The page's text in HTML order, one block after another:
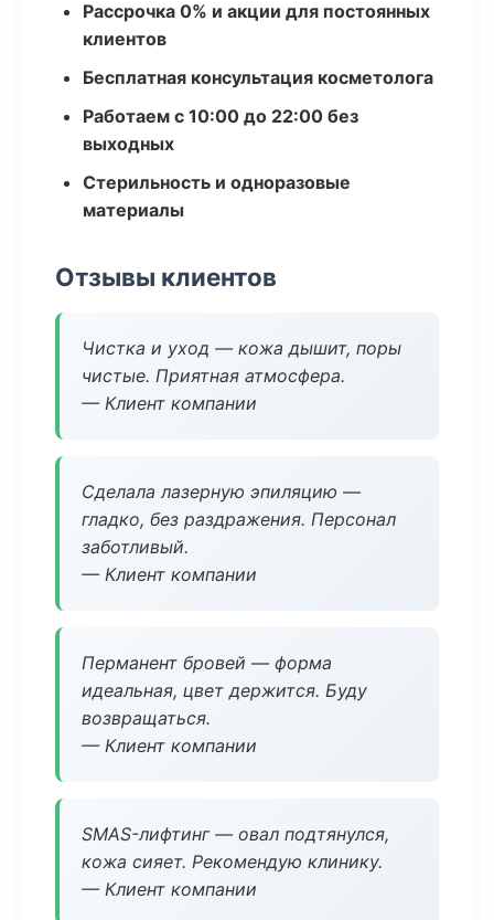
Рассрочка 0% и акции для постоянных
клиентов
Бесплатная консультация косметолога
Работаем с 10:00 до 22:00 без
выходных
Стерильность и одноразовые
материалы
Отзывы клиентов
Чистка и уход — кожа дышит, поры
чистые. Приятная атмосфера.
— Клиент компании
Сделала лазерную эпиляцию —
гладко, без раздражения. Персонал
заботливый.
— Клиент компании
Перманент бровей — форма
идеальная, цвет держится. Буду
возвращаться.
— Клиент компании
SMAS-лифтинг — овал подтянулся,
кожа сияет. Рекомендую клинику.
— Клиент компании